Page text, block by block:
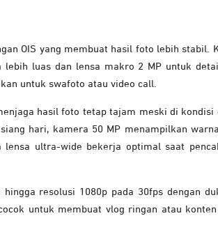
OIS yang membuat hasil foto lebih stabil.
luas dan lensa makro 2 MP untuk
untuk swafoto atau video call.
hasil foto tetap tajam meski di kondisi
hari, kamera 50 MP menampilkan
ultra-wide bekerja optimal saat
resolusi 1080p pada 30fps dengan
untuk membuat vlog ringan atau